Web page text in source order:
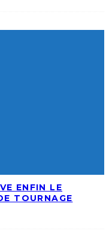
ENFIN LE
TOURNAGE